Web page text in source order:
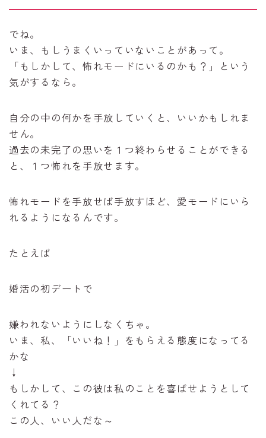
でね。
いま、もしうまくいっていないことがあって。
「もしかして、怖れモードにいるのかも？」という
気がするなら。
自分の中の何かを手放していくと、いいかもしれま
せん。
過去の未完了の思いを１つ終わらせることができる
と、１つ怖れを手放せます。
怖れモードを手放せば手放すほど、愛モードにいら
れるようになるんです。
たとえば
婚活の初デートで
嫌われないようにしなくちゃ。
いま、私、「いいね！」をもらえる態度になってる
かな
↓
もしかして、この彼は私のことを喜ばせようとして
くれてる？
この人、いい人だな～